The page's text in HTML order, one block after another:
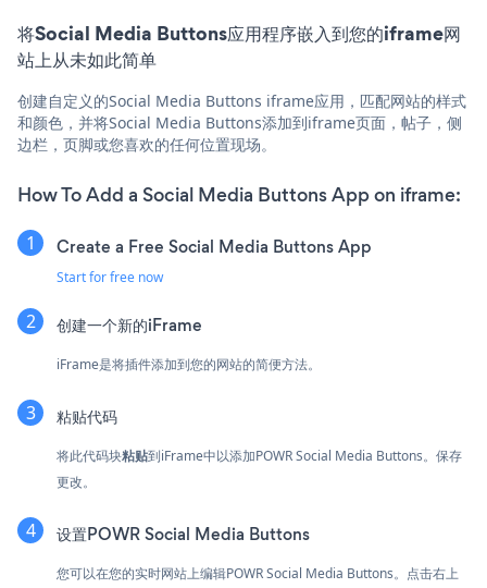
将Social Media Buttons应用程序嵌入到您的iframe网
站上从未如此简单
创建自定义的Social Media Buttons iframe应用，匹配网站的样式
和颜色，并将Social Media Buttons添加到iframe页面，帖子，侧
边栏，页脚或您喜欢的任何位置现场。
How To Add a Social Media Buttons App on iframe:
Create a Free Social Media Buttons App
Start for free now
创建一个新的iFrame
iFrame是将插件添加到您的网站的简便方法。
粘贴代码
将此代码块粘贴到iFrame中以添加POWR Social Media Buttons。保存
更改。
设置POWR Social Media Buttons
您可以在您的实时网站上编辑POWR Social Media Buttons。点击右上